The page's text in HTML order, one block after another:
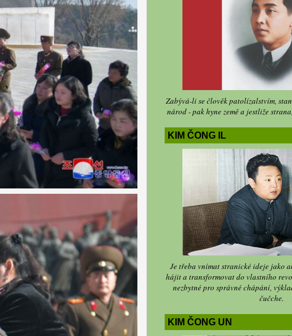
Zabývá-li se člověk patolízalstvím,
národ - pak hyne země a jestliže
KIM ČONG IL
Je třeba vnímat stranické ideje jako
hájit a transformovat do vlastního
nezbytné pro správné chápání,
čučche.
KIM ČONG UN